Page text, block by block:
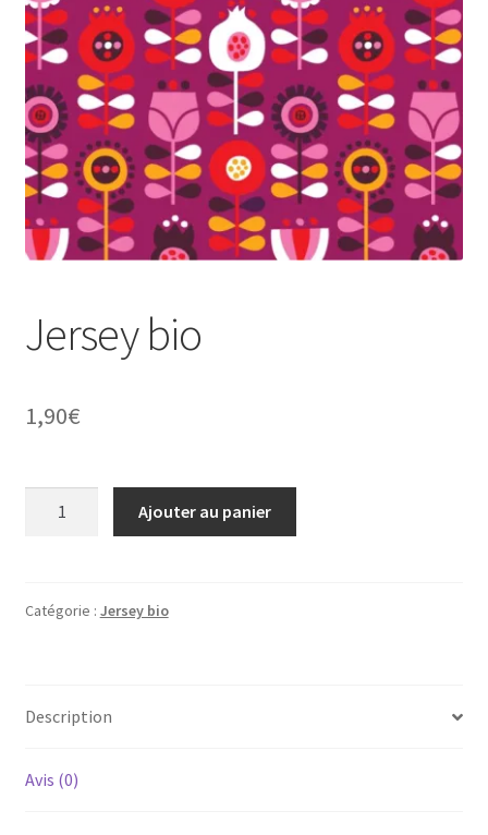
menu
enfant
Jersey bio
1,90€
Ajouter au panier
Catégorie : Jersey bio
Description
Avis (0)